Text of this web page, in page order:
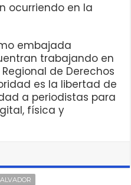
ocurriendo en la
embajada
trabajando en
de Derechos
es la libertad de
a periodistas para
física y